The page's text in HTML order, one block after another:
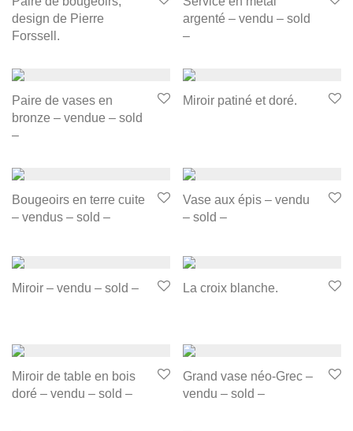
design de Pierre
Forssell.
argenté – vendu – sold
–
Paire de vases en
bronze – vendue – sold
–
Miroir patiné et doré.
Bougeoirs en terre cuite
– vendus – sold –
Vase aux épis – vendu
– sold –
Miroir – vendu – sold – La croix blanche.
Miroir de table en bois
doré – vendu – sold –
Grand vase néo-Grec –
vendu – sold –